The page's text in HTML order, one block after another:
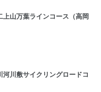
上山万葉ラインコース（高岡
川敷サイクリングロードコ